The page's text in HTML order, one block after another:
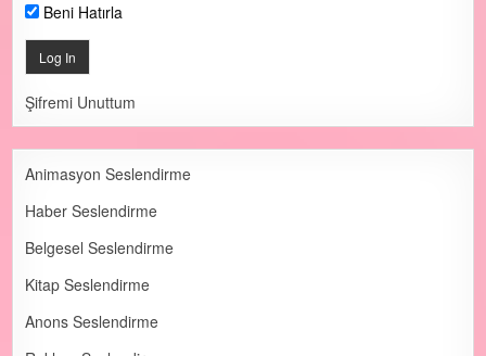
Beni Hatırla
Şifremi Unuttum
Animasyon Seslendirme
Haber Seslendirme
Belgesel Seslendirme
Kitap Seslendirme
Anons Seslendirme